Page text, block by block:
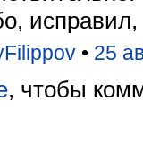
• 25
, чтобы